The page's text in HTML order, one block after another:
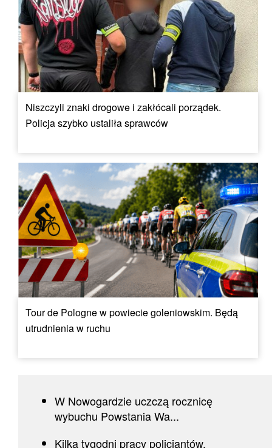
Niszczyli znaki drogowe i zakłócali porządek.
Policja szybko ustaliła sprawców
Tour de Pologne w powiecie goleniowskim. Będą
utrudnienia w ruchu
W Nowogardzie uczczą rocznicę
wybuchu Powstania Wa...
Kilka tygodni pracy policjantów.